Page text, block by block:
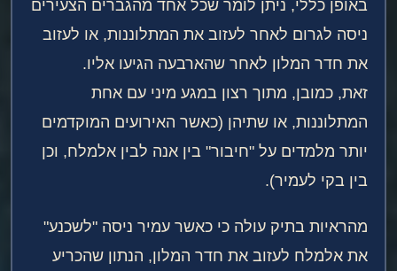
באופן כללי, ניתן לומר שכל אחד מהגברים הצעירים
ניסה לגרום לאחר לעזוב את המתלוננות, או לעזוב
את חדר המלון לאחר שהארבעה הגיעו אליו.
זאת, כמובן, מתוך רצון במגע מיני עם אחת
המתלוננות, או שתיהן (כאשר האירועים המוקדמים
יותר מלמדים על "חיבור" בין אנה לבין אלמלח, וכן
בין בקי לעמיר).
מהראיות בתיק עולה כי כאשר עמיר ניסה "לשכנע"
את אלמלח לעזוב את חדר המלון, הנתון שהכריע